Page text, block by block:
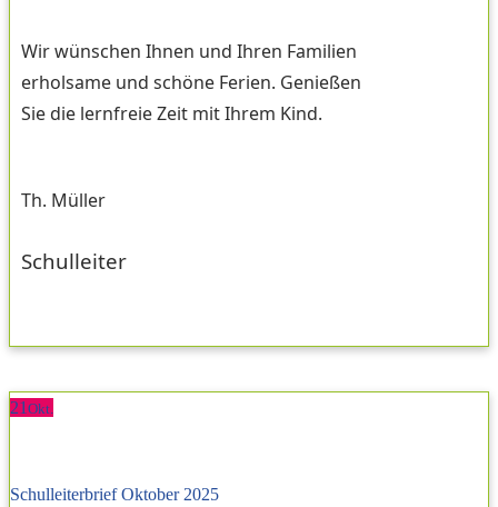
Wir wünschen Ihnen und Ihren Familien
erholsame und schöne Ferien. Genießen
Sie die lernfreie Zeit mit Ihrem Kind.
Th. Müller
Schulleiter
21 Okt.
Schulleiterbrief Oktober 2025